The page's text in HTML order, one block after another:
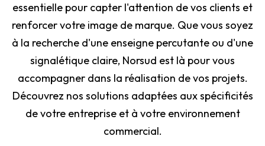
essentielle pour capter l'attention de vos clients et
renforcer votre image de marque. Que vous soyez
à la recherche d'une enseigne percutante ou d'une
signalétique claire, Norsud est là pour vous
accompagner dans la réalisation de vos projets.
Découvrez nos solutions adaptées aux spécificités
de votre entreprise et à votre environnement
commercial.